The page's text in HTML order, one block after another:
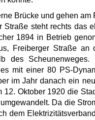
Brücke und gehen am
steht rechts das
1894 in Betrieb
Freiberger Straße an
des
mit einer 80 PS-
im Jahr danach ein
Oktober 1920 die
Da die
dem